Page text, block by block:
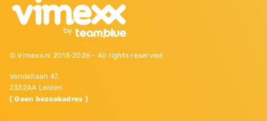
© Vimexx.nl 2015‐2026 - All rights reserved
Vondellaan 47,
2332AA Leiden
( Geen bezoekadres )